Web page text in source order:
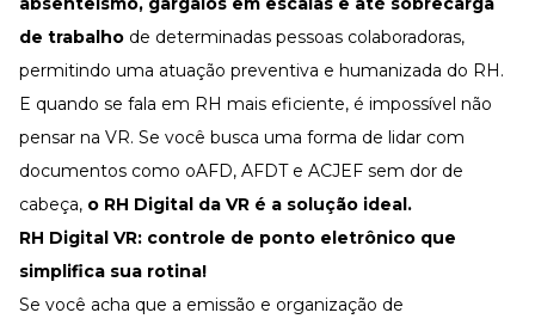
de trabalho de determinadas pessoas colaboradoras,
permitindo uma atuação preventiva e humanizada do RH.
E quando se fala em RH mais eficiente, é impossível não
pensar na VR. Se você busca uma forma de lidar com
documentos como oAFD, AFDT e ACJEF sem dor de
cabeça, o RH Digital da VR é a solução ideal.
RH Digital VR: controle de ponto eletrônico que
simplifica sua rotina!
Se você acha que a emissão e organização de